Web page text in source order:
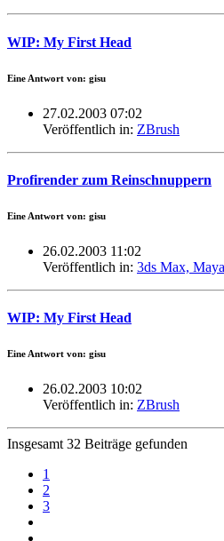
WIP: My First Head
Eine Antwort von: gisu
27.02.2003 07:02
Veröffentlich in: ZBrush
Profirender zum Reinschnuppern
Eine Antwort von: gisu
26.02.2003 11:02
Veröffentlich in: 3ds Max,
WIP: My First Head
Eine Antwort von: gisu
26.02.2003 10:02
Veröffentlich in: ZBrush
Insgesamt 32 Beiträge gefunden
1
2
3